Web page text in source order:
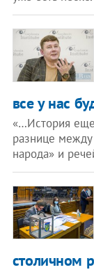
все у нас
«…История
разнице
народа» и
столичном